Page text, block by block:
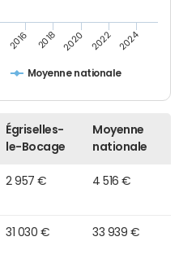
Moyenne nationale
2016 2018 2020 2022 2024
Égriselles-
le-Bocage
Moyenne
nationale
2 957 € 4 516 €
31 030 € 33 939 €